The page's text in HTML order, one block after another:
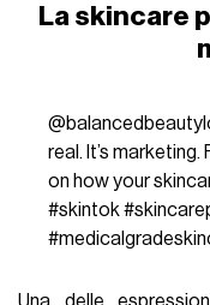
La skincare
real. It’s
on how your
#skintok